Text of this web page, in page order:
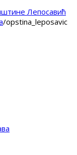
/opstina_leposavic